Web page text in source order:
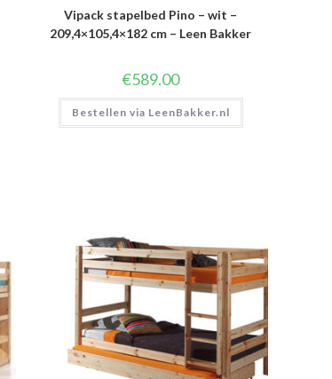
Vipack stapelbed Pino – wit –
209,4×105,4×182 cm – Leen Bakker
€589.00
Bestellen via LeenBakker.nl